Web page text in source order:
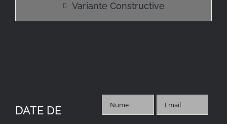
Variante Constructive
DATE DE